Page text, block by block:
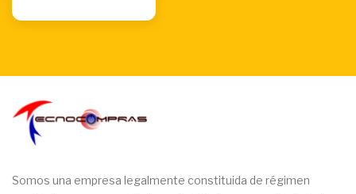
Somos una empresa legalmente constituida de régimen